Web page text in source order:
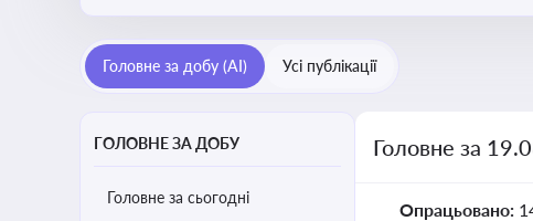
Головне за добу (AI) Усі публікації
ГОЛОВНЕ ЗА ДОБУ
Головне за сьогодні
Головне за
Опрацьовано: